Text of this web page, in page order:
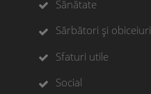
Sănătate
Sărbători și obiceiuri
Sfaturi utile
Social